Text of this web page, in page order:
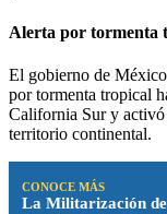
Alerta por tormenta
El gobierno de
por tormenta tropical
California Sur y activó
territorio continental.
CONOCE MÁS
La Militarización